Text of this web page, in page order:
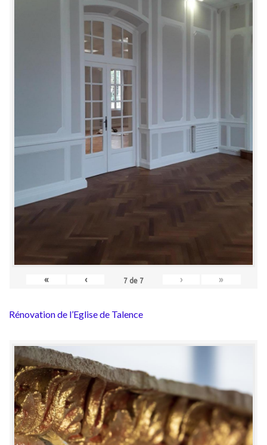
« ‹ 7 de 7 › »
Rénovation de l’Eglise de Talence